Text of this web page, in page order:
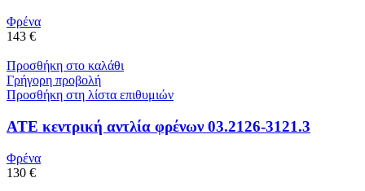
Φρένα
143 €
Προσθήκη στο καλάθι
Γρήγορη προβολή
Προσθήκη στη λίστα επιθυμιών
ATE κεντρική αντλία φρένων 03.2126-3121.3
Φρένα
130 €